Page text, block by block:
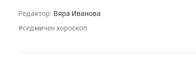
Редактор: Вяра Иванова
седмичен хороскоп